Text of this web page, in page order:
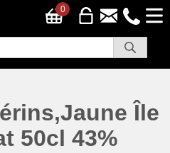
0
Île
50cl 43%